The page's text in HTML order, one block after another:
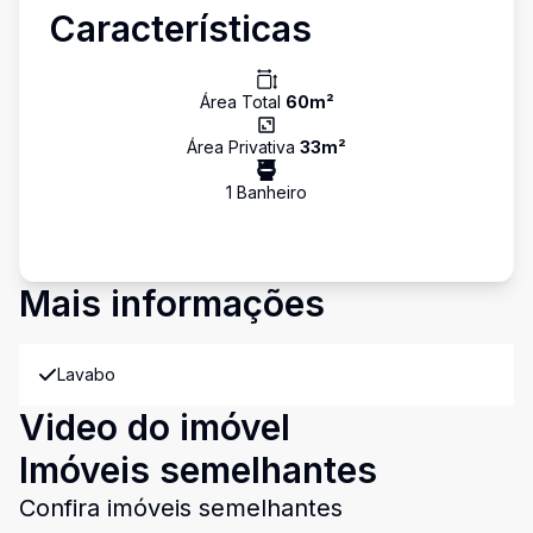
Características
Área Total 60m²
Área Privativa 33m²
1 Banheiro
Mais informações
Lavabo
Video do imóvel
Imóveis semelhantes
Confira imóveis semelhantes